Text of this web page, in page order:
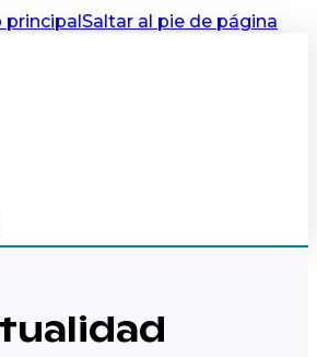
principalSaltar al pie de página